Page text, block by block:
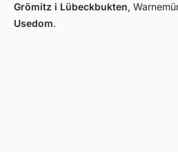
Grömitz i Lübeckbukten,
Usedom.